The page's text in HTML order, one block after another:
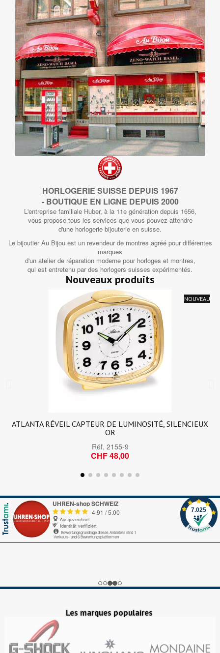
HORLOGERIE SUISSE DEPUIS 1967
- BOUTIQUE EN LIGNE DEPUIS 2000
L'entreprise familiale Huber, à la 11e génération depuis 1656,
vous propose tous les services que vous pouvez attendre
d'une horlogerie bijouterie en suisse.
Le bijoutier Au Bijou est un revendeur de montres agréé pour différentes
marques
d'un atelier de réparation moderne pour horloges et montres,
qui est entretenu par des horlogers suisses expérimentés.
Nouveaux produits
NOUVEAU
ATLANTA RÉVEIL CAPTEUR DE LUMINOSITÉ, SILENCIEUX
OR
Réf. 2155-9
CHF 48,00
UHREN-shop SCHWEIZ
4.91 /5.00
Ausgezeichnet
Identität verifiziert
Bewertungsgrundlage dieses Anbieters sind 1
Verkaufs- und 6 Bewertungsplattformen
7.025
Les marques populaires